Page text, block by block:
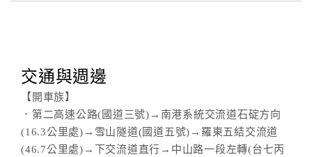
交通與週邊
【開車族】
．第二高速公路(國道三號)→南港系統交流道石碇方向
(16.3公里處)→雪山隧道(國道五號)→羅東五結交流道
(46.7公里處)→下交流道直行→中山路一段左轉(台七丙